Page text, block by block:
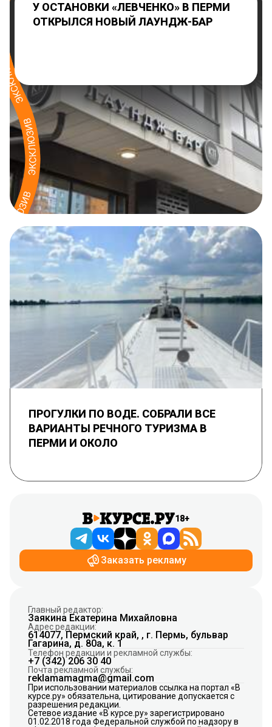
У ОСТАНОВКИ «ЛЕВЧЕНКО» В ПЕРМИ
ОТКРЫЛСЯ НОВЫЙ ЛАУНДЖ-БАР
ПРОГУЛКИ ПО ВОДЕ. СОБРАЛИ ВСЕ
ВАРИАНТЫ РЕЧНОГО ТУРИЗМА В
ПЕРМИ И ОКОЛО
18+
Заказать рекламу
Главный редактор:
Заякина Екатерина Михайловна
Адрес редакции:
614077, Пермский край, , г. Пермь, бульвар
Гагарина, д. 80а, к. 1
Телефон редакции и рекламной службы:
+7 (342) 206 30 40
Почта рекламной службы:
reklamamagma@gmail.com
При использовании материалов ссылка на портал «В
курсе.ру» обязательна, цитирование допускается с
разрешения редакции.
Сетевое издание «В курсе.ру» зарегистрировано
01.02.2018 года Федеральной службой по надзору в